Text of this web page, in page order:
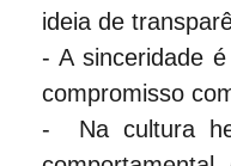
ideia de
- A sinceridade
compromisso
-  Na cultura